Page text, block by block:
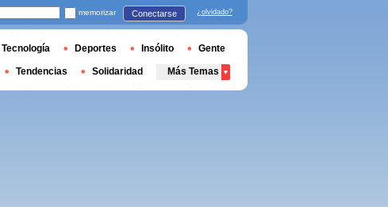
memorizar Conectarse ¿olvidado?
Tecnología Deportes Insólito Gente
Tendencias Solidaridad Más Temas